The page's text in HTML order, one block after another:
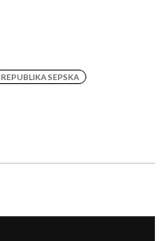
REPUBLIKA SEPSKA